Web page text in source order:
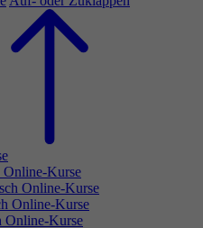
Online-Kurse
Online-Kurse
Online-Kurse
Online-Kurse